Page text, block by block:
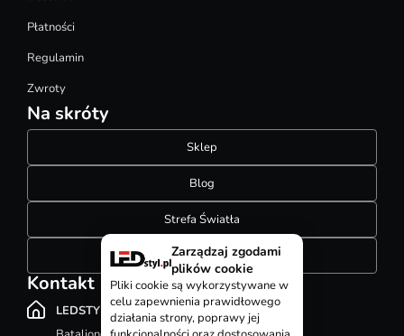
Płatności
Regulamin
Zwroty
Na skróty
Sklep
Blog
Strefa Światła
Konfigurator szynoprzewodów
Kontakt
LEDSTYL.pl
Zarządzaj zgodami
plików cookie
Pliki cookie są wykorzystywane w
celu zapewnienia prawidłowego
działania strony, poprawy jej